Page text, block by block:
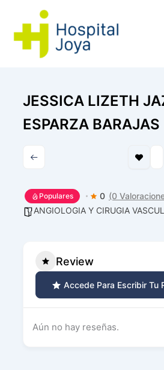
contenido
JESSICA LIZETH
ESPARZA BARAJAS
Populares 0 (0
ANGIOLOGIA Y CIRUGIA
Review
Accede Para Escribir Tu
Aún no hay reseñas.